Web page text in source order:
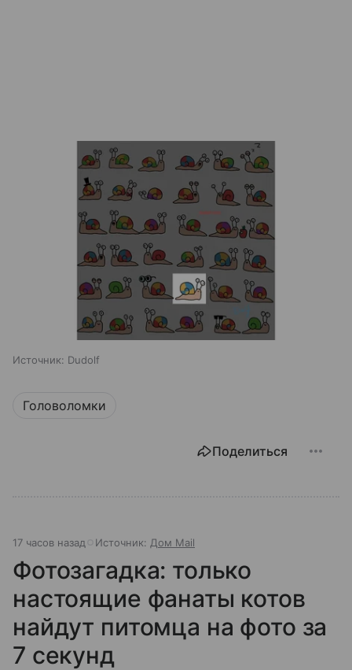
Источник: Dudolf
Головоломки
Поделиться
17 часов назад Источник: Дом Mail
Фотозагадка: только
настоящие фанаты котов
найдут питомца на фото за
7 секунд